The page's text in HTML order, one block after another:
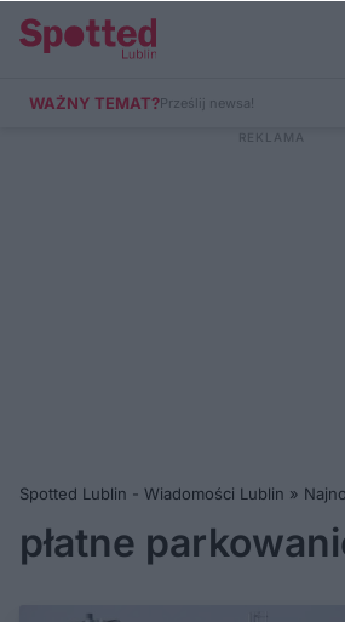
WAŻNY TEMAT?Prześlij newsa!
Spotted Lublin - Wiadomości Lublin »
płatne